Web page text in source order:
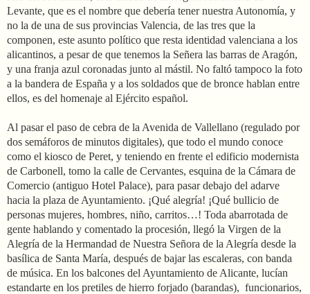
Levante, que es el nombre que debería tener nuestra Autonomía, y
no la de una de sus provincias Valencia, de las tres que la
componen, este asunto político que resta identidad valenciana a los
alicantinos, a pesar de que tenemos la Señera las barras de Aragón,
y una franja azul coronadas junto al mástil. No faltó tampoco la foto
a la bandera de España y a los soldados que de bronce hablan entre
ellos, es del homenaje al Ejército español.
Al pasar el paso de cebra de la Avenida de Vallellano (regulado por
dos semáforos de minutos digitales), que todo el mundo conoce
como el kiosco de Peret, y teniendo en frente el edificio modernista
de Carbonell, tomo la calle de Cervantes, esquina de la Cámara de
Comercio (antiguo Hotel Palace), para pasar debajo del adarve
hacia la plaza de Ayuntamiento. ¡Qué alegría! ¡Qué bullicio de
personas mujeres, hombres, niño, carritos…! Toda abarrotada de
gente hablando y comentado la procesión, llegó la Virgen de la
Alegría de la Hermandad de Nuestra Señora de la Alegría desde la
basílica de Santa María, después de bajar las escaleras, con banda
de música. En los balcones del Ayuntamiento de Alicante, lucían
estandarte en los pretiles de hierro forjado (barandas), funcionarios,